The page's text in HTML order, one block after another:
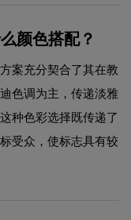
颜色搭配？
案充分契合了其在教
色调为主，传递淡雅
种色彩选择既传递了
受众，使标志具有较